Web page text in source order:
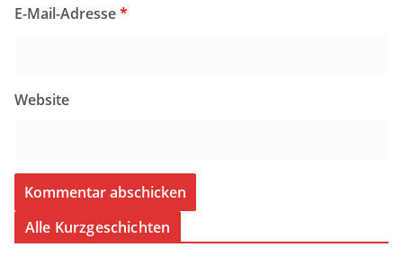
E-Mail-Adresse*
Website
Alle Kurzgeschichten